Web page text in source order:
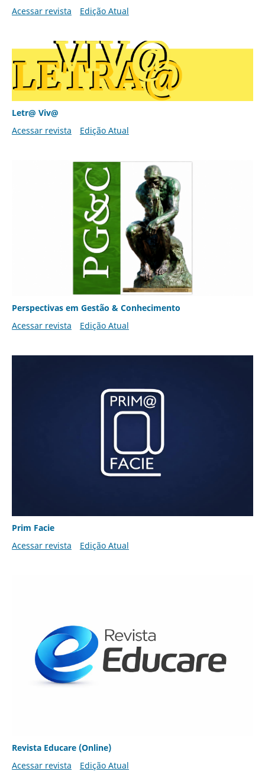
Acessar revista
Edição Atual
Letr@ Viv@
Acessar revista
Edição Atual
Perspectivas em Gestão & Conhecimento
Acessar revista
Edição Atual
Prim Facie
Acessar revista
Edição Atual
Revista Educare (Online)
Acessar revista
Edição Atual